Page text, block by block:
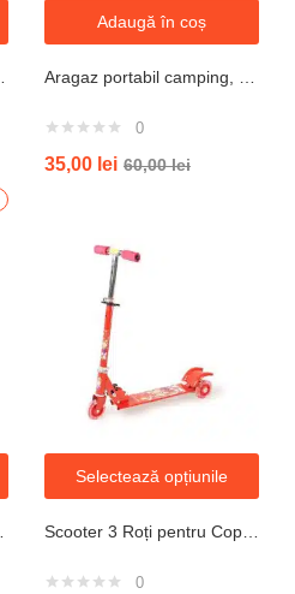
Adaugă în coș
0
35,00 lei 60,00lei
Selectează opțiunile
0